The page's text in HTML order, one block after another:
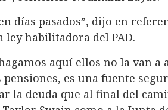
días pasados”, dijo en
ley habilitadora del PAD.
aquí ellos no la van a
es una fuente
la deuda que al final del